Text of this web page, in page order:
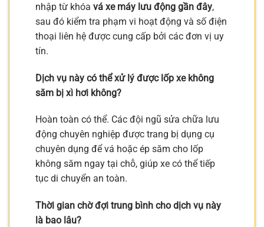
nhập từ khóa vá xe máy lưu động gần đây,
sau đó kiểm tra phạm vi hoạt động và số điện
thoại liên hệ được cung cấp bởi các đơn vị uy
tín.
Dịch vụ này có thể xử lý được lốp xe không
săm bị xì hơi không?
Hoàn toàn có thể. Các đội ngũ sửa chữa lưu
động chuyên nghiệp được trang bị dụng cụ
chuyên dụng để vá hoặc ép săm cho lốp
không săm ngay tại chỗ, giúp xe có thể tiếp
tục di chuyển an toàn.
Thời gian chờ đợi trung bình cho dịch vụ này
là bao lâu?